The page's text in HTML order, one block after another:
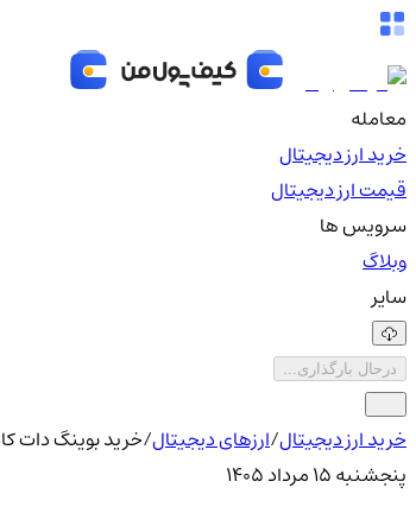
معامله
خرید ارز دیجیتال
قیمت ارز دیجیتال
سرویس ها
وبلاگ
سایر
درحال بارگذاری...
خرید ارز دیجیتال/ارزهای دیجیتال/خرید بوینگ دات
پنجشنبه ۱۵ مرداد ۱۴۰۵